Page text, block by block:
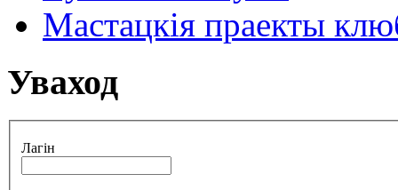
Мастацкія праекты
Уваход
Лагін